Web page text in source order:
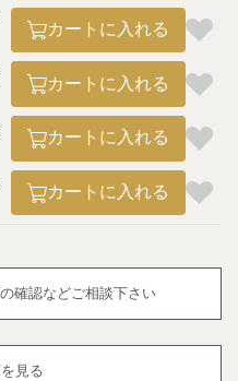
カートに入れる
カートに入れる
カートに入れる
カートに入れる
確認などご相談下さい
見る